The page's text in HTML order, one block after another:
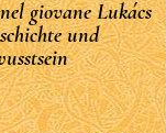
giovane Lukács
und